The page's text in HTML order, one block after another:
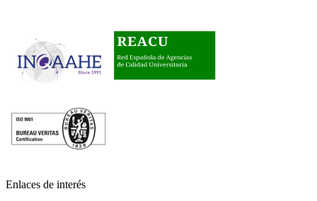
Enlaces de interés